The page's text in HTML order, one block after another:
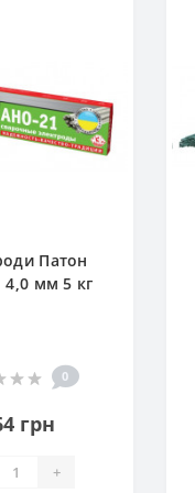
Патон
мм 5 кг
0
грн
+